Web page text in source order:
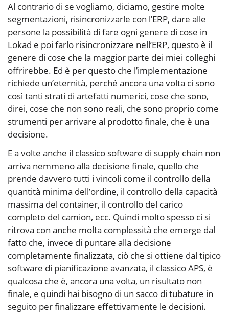
Al contrario di se vogliamo, diciamo, gestire molte
segmentazioni, risincronizzarle con l’ERP, dare alle
persone la possibilità di fare ogni genere di cose in
Lokad e poi farlo risincronizzare nell’ERP, questo è il
genere di cose che la maggior parte dei miei colleghi
offrirebbe. Ed è per questo che l’implementazione
richiede un’eternità, perché ancora una volta ci sono
così tanti strati di artefatti numerici, cose che sono,
direi, cose che non sono reali, che sono proprio come
strumenti per arrivare al prodotto finale, che è una
decisione.
E a volte anche il classico software di supply chain non
arriva nemmeno alla decisione finale, quello che
prende davvero tutti i vincoli come il controllo della
quantità minima dell’ordine, il controllo della capacità
massima del container, il controllo del carico
completo del camion, ecc. Quindi molto spesso ci si
ritrova con anche molta complessità che emerge dal
fatto che, invece di puntare alla decisione
completamente finalizzata, ciò che si ottiene dal tipico
software di pianificazione avanzata, il classico APS, è
qualcosa che è, ancora una volta, un risultato non
finale, e quindi hai bisogno di un sacco di tubature in
seguito per finalizzare effettivamente le decisioni.